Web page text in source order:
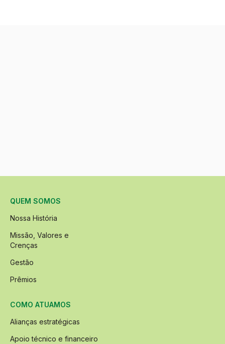
QUEM SOMOS
Nossa História
Missão, Valores e
Crenças
Gestão
Prêmios
COMO ATUAMOS
Alianças estratégicas
Apoio técnico e financeiro